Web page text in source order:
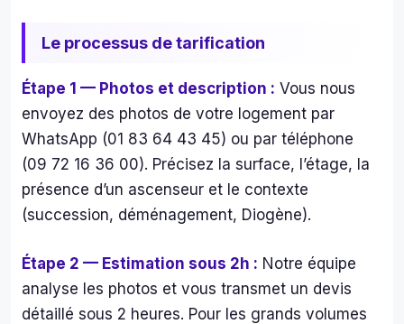
Le processus de tarification
Étape 1 — Photos et description : Vous nous
envoyez des photos de votre logement par
WhatsApp (01 83 64 43 45) ou par téléphone
(09 72 16 36 00). Précisez la surface, l’étage, la
présence d’un ascenseur et le contexte
(succession, déménagement, Diogène).
Étape 2 — Estimation sous 2h : Notre équipe
analyse les photos et vous transmet un devis
détaillé sous 2 heures. Pour les grands volumes